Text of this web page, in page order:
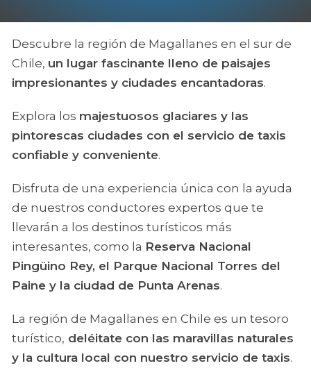
Descubre la región de Magallanes en el sur de
Chile, un lugar fascinante lleno de paisajes
impresionantes y ciudades encantadoras.
Explora los majestuosos glaciares y las
pintorescas ciudades con el servicio de taxis
confiable y conveniente.
Disfruta de una experiencia única con la ayuda
de nuestros conductores expertos que te
llevarán a los destinos turísticos más
interesantes, como la Reserva Nacional
Pingüino Rey, el Parque Nacional Torres del
Paine y la ciudad de Punta Arenas.
La región de Magallanes en Chile es un tesoro
turístico, deléitate con las maravillas naturales
y la cultura local con nuestro servicio de taxis.